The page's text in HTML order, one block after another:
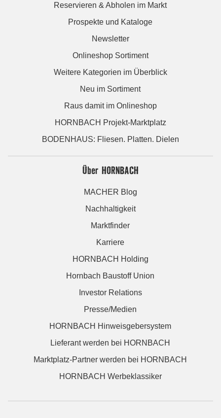
Reservieren & Abholen im Markt
Prospekte und Kataloge
Newsletter
Onlineshop Sortiment
Weitere Kategorien im Überblick
Neu im Sortiment
Raus damit im Onlineshop
HORNBACH Projekt-Marktplatz
BODENHAUS: Fliesen. Platten. Dielen
Über HORNBACH
MACHER Blog
Nachhaltigkeit
Marktfinder
Karriere
HORNBACH Holding
Hornbach Baustoff Union
Investor Relations
Presse/Medien
HORNBACH Hinweisgebersystem
Lieferant werden bei HORNBACH
Marktplatz-Partner werden bei HORNBACH
HORNBACH Werbeklassiker